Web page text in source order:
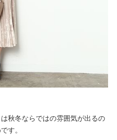
秋冬ならではの雰囲気が出るの
す。